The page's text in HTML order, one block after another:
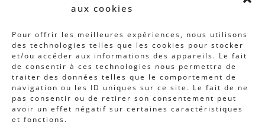
aux cookies
Pour offrir les meilleures expériences, nous utilisons
des technologies telles que les cookies pour stocker
et/ou accéder aux informations des appareils. Le fait
de consentir à ces technologies nous permettra de
traiter des données telles que le comportement de
navigation ou les ID uniques sur ce site. Le fait de ne
pas consentir ou de retirer son consentement peut
avoir un effet négatif sur certaines caractéristiques
et fonctions.
Rapports et analyses
Articles
AUTRES INFOS
Actions
Concertation
Archives